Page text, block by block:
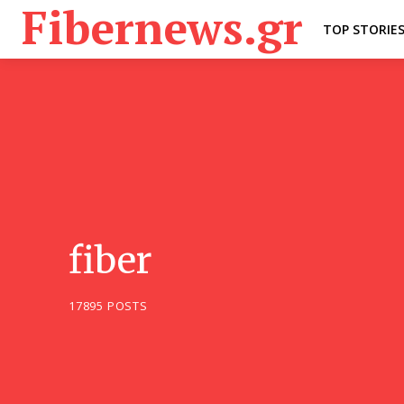
Fibernews.gr TOP STORIES
fiber
17895 POSTS